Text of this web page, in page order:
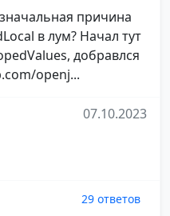
причина
в лум? Начал тут
добравлся
openj...
07.10.2023
29 ответов